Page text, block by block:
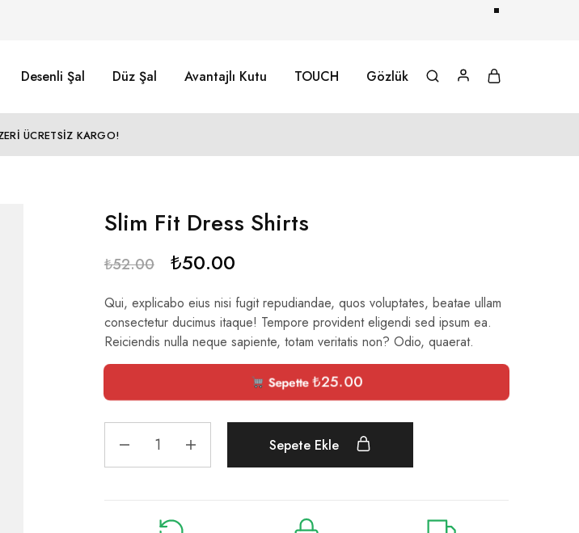
Desenli Şal Düz Şal Avantajlı Kutu TOUCH Gözlük
ÜCRETSİZ KARGO!
Slim Fit Dress Shirts
₺52.00 ₺50.00
Qui, explicabo eius nisi fugit repudiandae, quos voluptates, beatae ullam
consectetur ducimus itaque! Tempore provident eligendi sed ipsum ea.
Reiciendis nulla neque sapiente, totam veritatis non? Odio, quaerat.
Sepette₺25.00
Sepete Ekle